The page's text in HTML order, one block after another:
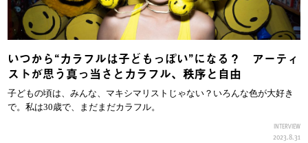
いつから“カラフルは子どもっぽい”になる？ アーティ
ストが思う真っ当さとカラフル、秩序と自由
子どもの頃は、みんな、マキシマリストじゃない？いろんな色が大好き
で。私は30歳で、まだまだカラフル。
INTERVIEW
2023.8.31